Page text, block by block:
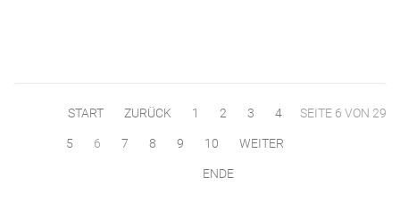
SEITE 6 VON 29
START ZURÜCK 1 2 3 4
5 6 7 8 9 10 WEITER
ENDE